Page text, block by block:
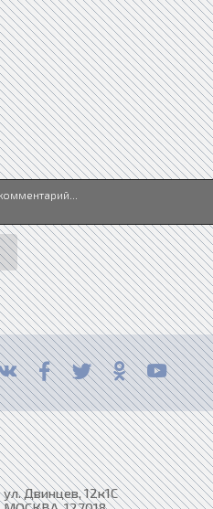
ул. Двинцев, 12к1С